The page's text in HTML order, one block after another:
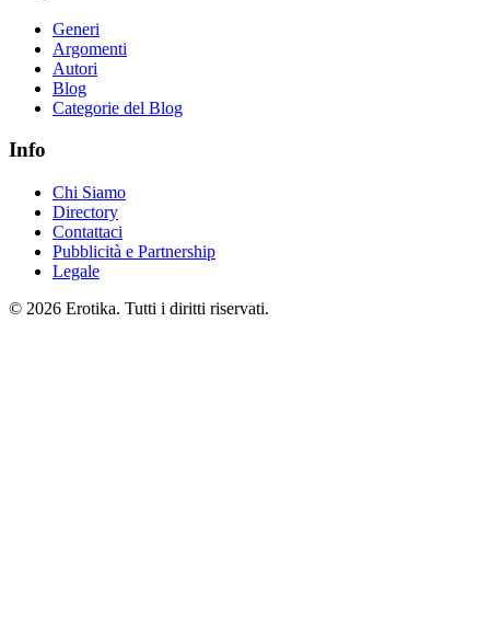
Generi
Argomenti
Autori
Blog
Categorie del Blog
Info
Chi Siamo
Directory
Contattaci
Pubblicità e Partnership
Legale
© 2026 Erotika. Tutti i diritti riservati.